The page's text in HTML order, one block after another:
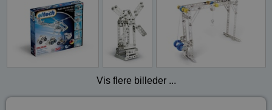
Vis flere billeder ...